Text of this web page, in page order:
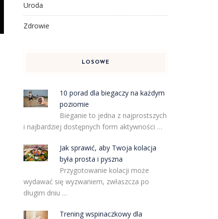
Uroda
Zdrowie
LOSOWE
10 porad dla biegaczy na każdym
poziomie
Bieganie to jedna z najprostszych
i najbardziej dostępnych form aktywności …
Jak sprawić, aby Twoja kolacja
była prosta i pyszna
Przygotowanie kolacji może
wydawać się wyzwaniem, zwłaszcza po
długim dniu …
Trening wspinaczkowy dla